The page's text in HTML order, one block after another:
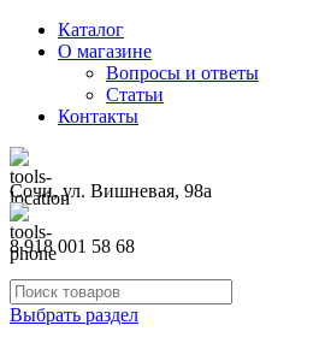
Каталог
О магазине
Вопросы и ответы
Статьи
Контакты
Сочи, ул. Вишневая, 98а
8 918 001 58 68
Выбрать раздел